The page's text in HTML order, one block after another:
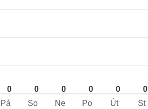
0 0 0 0 0 0
Pá
So Ne Po Út St